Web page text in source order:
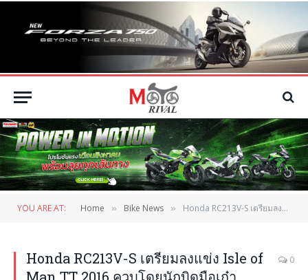
YOU ARE AT: Home » Bike News » Honda RC213V-S เตรียมลงแข่ง Isle of Man TT 2016 ควบโดยนักบิดมือเก๋า
Honda RC213V-S เตรียมลงแข่ง Isle of
0